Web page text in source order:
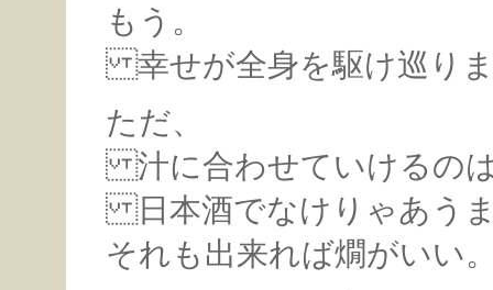
もう。
幸せが全身を駆け巡り
ただ、
汁に合わせていけるの
日本酒でなけりゃあう
それも出来れば燗がいい